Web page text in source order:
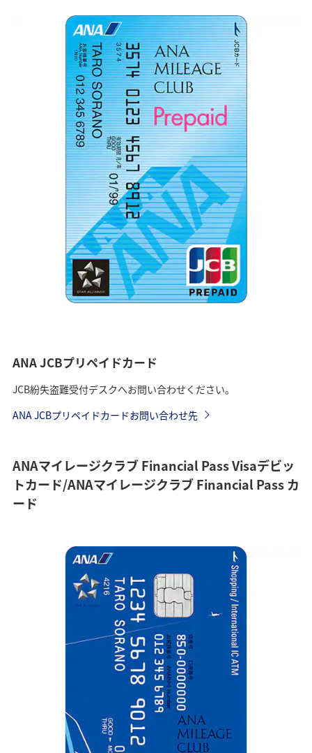
ANA JCBプリペイドカード
JCB紛失盗難受付デスクへお問い合わせください。
ANA JCBプリペイドカードお問い合わせ先
ANAマイレージクラブ Financial Pass Visaデビッ
トカード/ANAマイレージクラブ Financial Pass カ
ード